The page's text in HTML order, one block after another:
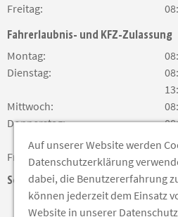
Soziale Medien
Freitag:
Fahrerlaubnis- und KFZ-Zulassung
Montag:
Dienstag:
Mittwoch:
Donnerstag:
Freitag:
Auf unserer Website werden
Datenschutzerklärung
dabei, die Benutzererfahrung
können jederzeit dem Einsatz
Website in unserer